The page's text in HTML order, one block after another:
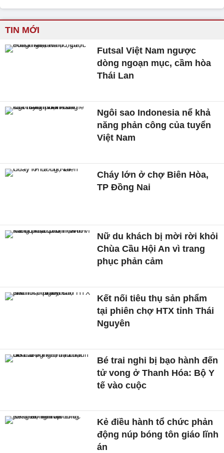
TIN MỚI
Futsal Việt Nam ngược
dòng ngoạn mục, cầm hòa
Thái Lan
Ngôi sao Indonesia nể khả
năng phản công của tuyển
Việt Nam
Cháy lớn ở chợ Biên Hòa,
TP Đồng Nai
Nữ du khách bị mời rời khỏi
Chùa Cầu Hội An vì trang
phục phản cảm
Kết nối tiêu thụ sản phẩm
tại phiên chợ HTX tỉnh Thái
Nguyên
Bé trai nghi bị bạo hành đến
tử vong ở Thanh Hóa: Bộ Y
tế vào cuộc
Kẻ điều hành tổ chức phản
động núp bóng tôn giáo lĩnh
án